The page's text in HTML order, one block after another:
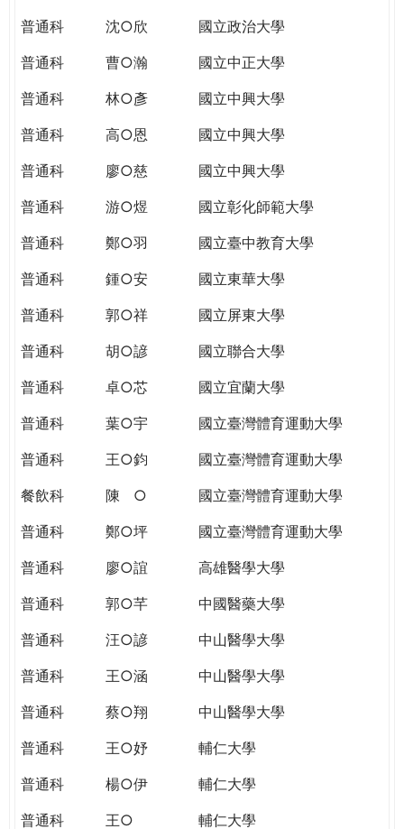
WAGOR
TODAY
THE
WORLD
PUTTING
YOU
THE
CITIZENSHIP
普通科
沈○欣
國立政治大學
普通科
曹○瀚
國立中正大學
普通科
林○彥
國立中興大學
普通科
高○恩
國立中興大學
普通科
廖○慈
國立中興大學
普通科
游○煜
國立彰化師範大學
普通科
鄭○羽
國立臺中教育大學
普通科
鍾○安
國立東華大學
普通科
郭○祥
國立屏東大學
普通科
胡○諺
國立聯合大學
普通科
卓○芯
國立宜蘭大學
普通科
葉○宇
國立臺灣體育運動大學
普通科
王○鈞
國立臺灣體育運動大學
餐飲科
陳 ○
國立臺灣體育運動大學
普通科
鄭○坪
國立臺灣體育運動大學
普通科
廖○誼
高雄醫學大學
普通科
郭○芊
中國醫藥大學
普通科
汪○諺
中山醫學大學
普通科
王○涵
中山醫學大學
普通科
蔡○翔
中山醫學大學
普通科
王○妤
輔仁大學
普通科
楊○伊
輔仁大學
普通科
王○
輔仁大學